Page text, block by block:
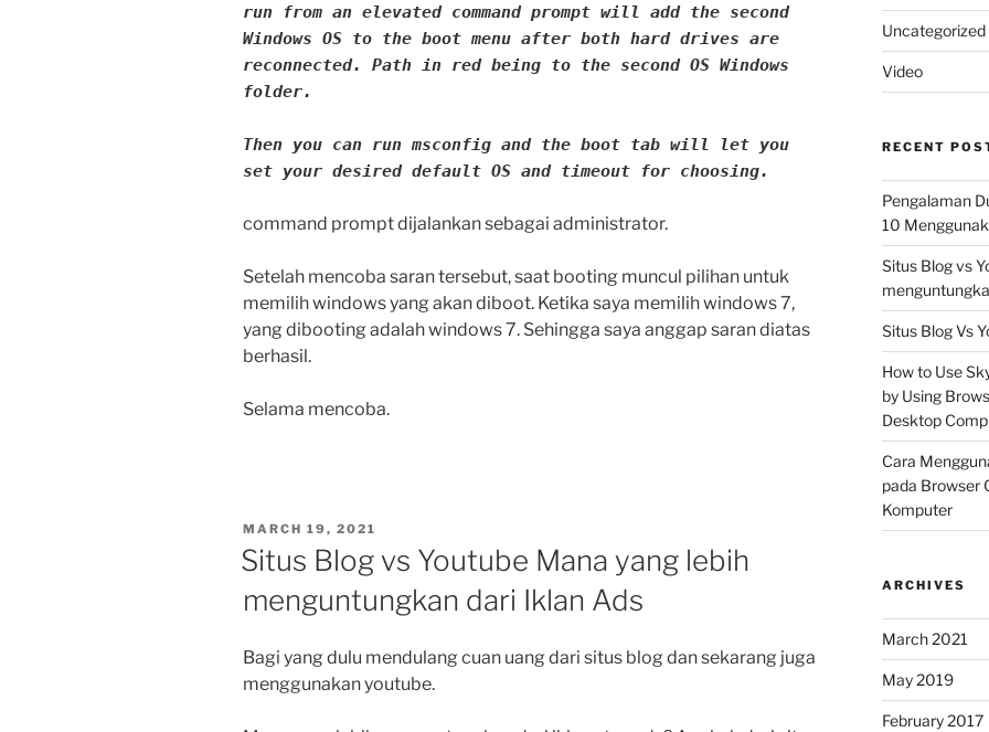
run from an elevated command prompt will add the second
Windows OS to the boot menu after both hard drives are
reconnected. Path in red being to the second OS Windows
folder.
Then you can run msconfig and the boot tab will let you
set your desired default OS and timeout for choosing.
command prompt dijalankan sebagai administrator.
Setelah mencoba saran tersebut, saat booting muncul pilihan untuk
memilih windows yang akan diboot. Ketika saya memilih windows 7,
yang dibooting adalah windows 7. Sehingga saya anggap saran diatas
berhasil.
Selama mencoba.
POSTED
MARCH 19, 2021
Situs Blog vs Youtube Mana yang lebih
menguntungkan dari Iklan Ads
Bagi yang dulu mendulang cuan uang dari situs blog dan sekarang juga
menggunakan youtube.
Uncategorized
Video
RECENT
Pengalaman
10
Situs Blog vs
Situs Blog Vs
How to Use
by Using
Desktop
Cara
pada Browser
Komputer
ARCHIVES
March 2021
May 2019
February 2017